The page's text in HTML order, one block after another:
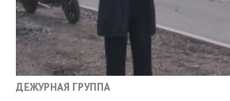
ДЕЖУРНАЯ ГРУППА